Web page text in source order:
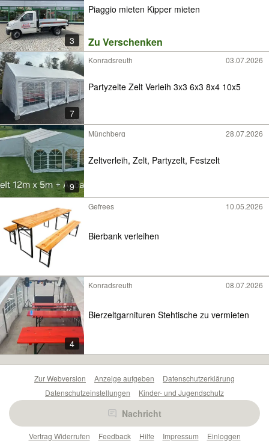
3
Piaggio mieten Kipper mieten
Zu Verschenken
7
Konradsreuth 03.07.2026
Partyzelte Zelt Verleih 3x3 6x3 8x4 10x5
9
Münchberg 28.07.2026
Zeltverleih, Zelt, Partyzelt, Festzelt
Gefrees 10.05.2026
Bierbank verleihen
4
Konradsreuth 08.07.2026
Bierzeltgarnituren Stehtische zu vermieten
Nachricht
Zur Webversion Anzeige aufgeben
Datenschutzerklärung
Datenschutzeinstellungen
Kinder- und Jugendschutz
Barrierefreiheitserklärung
Vertrag Widerrufen
Feedback Hilfe Impressum Einloggen